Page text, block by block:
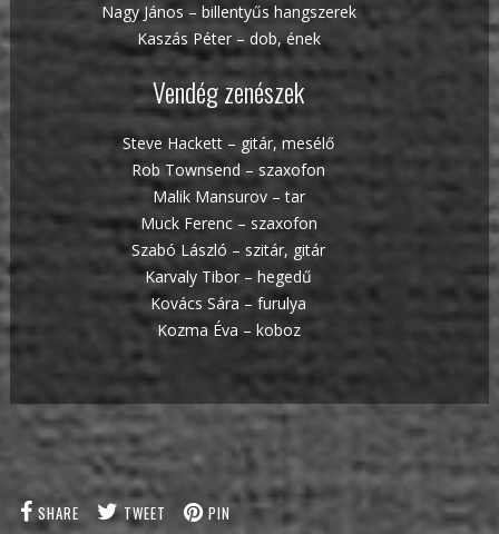
Nagy János – billentyűs hangszerek
Kaszás Péter – dob, ének
Vendég zenészek
Steve Hackett – gitár, mesélő
Rob Townsend – szaxofon
Malik Mansurov – tar
Muck Ferenc – szaxofon
Szabó László – szitár, gitár
Karvaly Tibor – hegedű
Kovács Sára – furulya
Kozma Éva – koboz
SHARE TWEET PIN